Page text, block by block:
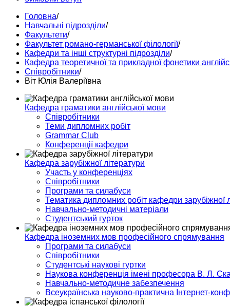
Головна/
Навчальні підрозділи/
Факультети/
Факультет романо-германської філології/
Кафедри та інші структурні підрозділи/
Кафедра теоретичної та прикладної фонетики
Співробітники/
Віт Юлія Валеріївна
Кафедра граматики англійської мови
Співробітники
Теми дипломних робіт
Grammar Club
Конференції кафедри
Кафедра зарубіжної літератури
Участь у конференціях
Співробітники
Програми та силабуси
Тематика дипломних робіт кафедри зарубіжної
Навчально-методичні матеріали
Студентський гурток
Кафедра іноземних мов професійного спрямування
Програми та силабуси
Співробітники
Студентські наукові гуртки
Наукова конференція імені професора В. Л.
Навчально-методичне забезпечення
Всеукраїнська науково-практична Інтернет-